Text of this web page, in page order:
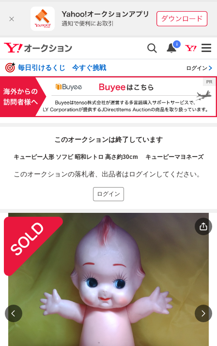
i
毎日引けるくじ 今すぐ挑戦 ログイン
このオークションは終了しています
キューピー人形 ソフビ 昭和レトロ 高さ約30cm キューピーマヨネーズ
このオークションの落札者、出品者はログインしてください。
ログイン